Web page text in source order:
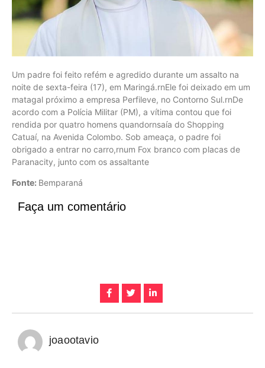
Um padre foi feito refém e agredido durante um assalto na
noite de sexta-feira (17), em Maringá.rnEle foi deixado em um
matagal próximo a empresa Perfileve, no Contorno Sul.rnDe
acordo com a Polícia Militar (PM), a vítima contou que foi
rendida por quatro homens quandornsaía do Shopping
Catuaí, na Avenida Colombo. Sob ameaça, o padre foi
obrigado a entrar no carro,rnum Fox branco com placas de
Paranacity, junto com os assaltante
Fonte: Bemparaná
Faça um comentário
joaootavio